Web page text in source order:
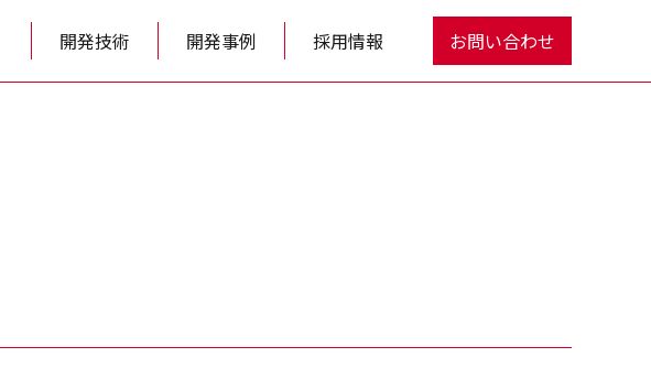
開発技術 開発事例 採用情報 お問い合わせ